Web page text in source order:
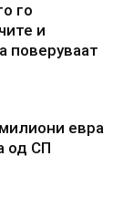
го
и
поверуваат
евра
од СП